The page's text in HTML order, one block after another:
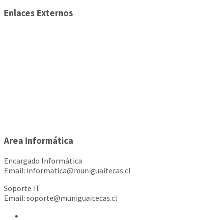
Enlaces Externos
Area Informática
Encargado Informática
Email: informatica@muniguaitecas.cl
Soporte IT
Email: soporte@muniguaitecas.cl